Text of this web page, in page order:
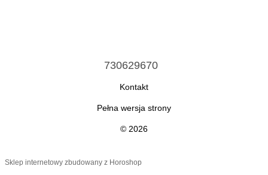
730629670
Kontakt
Pełna wersja strony
© 2026
Sklep internetowy zbudowany z Horoshop